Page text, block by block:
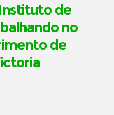
de
no
de